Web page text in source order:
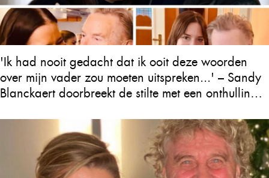
'Ik had nooit gedacht dat ik ooit deze woorden
over mijn vader zou moeten uitspreken...' – Sandy
Blanckaert doorbreekt de stilte met een onthulling
achterlaat